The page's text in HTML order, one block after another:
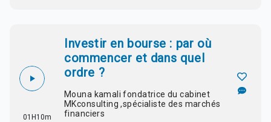
01H10m
Investir en bourse : par où
commencer et dans quel
ordre ?
Mouna kamali fondatrice du cabinet
MKconsulting ,spécialiste des marchés
financiers